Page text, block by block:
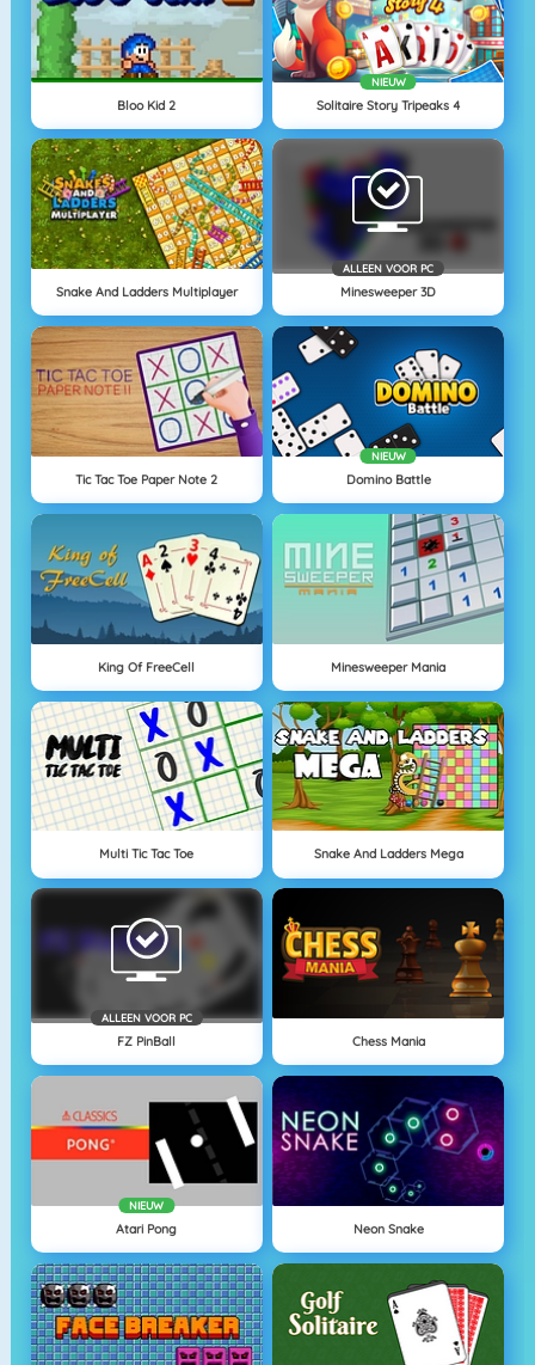
Bloo Kid 2
NIEUW
Solitaire Story Tripeaks 4
Snake And Ladders Multiplayer
ALLEEN VOOR PC
Minesweeper 3D
Tic Tac Toe Paper Note 2
NIEUW
Domino Battle
King Of FreeCell Minesweeper Mania
Multi Tic Tac Toe Snake And Ladders Mega
ALLEEN VOOR PC
FZ PinBall Chess Mania
NIEUW
Atari Pong Neon Snake